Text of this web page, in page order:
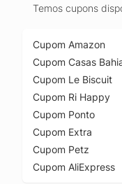
Temos cupons
Cupom Amazon
Cupom Casas
Cupom Le Biscuit
Cupom Ri Happy
Cupom Ponto
Cupom Extra
Cupom Petz
Cupom AliExpress